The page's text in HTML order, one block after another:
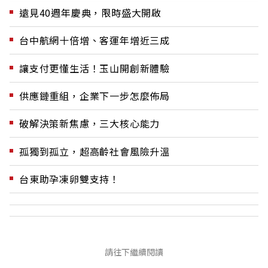
遠見40週年慶典，限時盛大開啟
台中航網十倍增、客運年增近三成
讓支付更懂生活！玉山開創新體驗
供應鏈重組，企業下一步怎麼佈局
破解決策新焦慮，三大核心能力
孤獨到孤立，超高齡社會風險升溫
台東助孕凍卵雙支持！
請往下繼續閱讀